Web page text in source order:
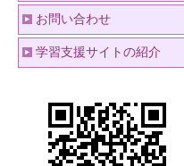
お問い合わせ
学習支援サイトの紹介